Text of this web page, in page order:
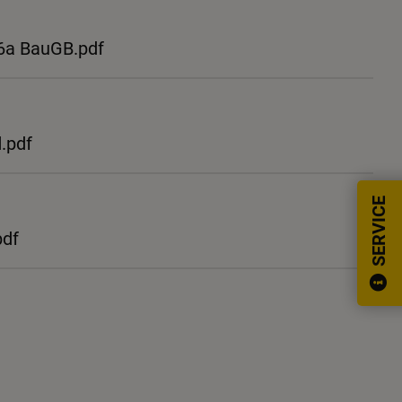
SERVICE
BauGB.pdf